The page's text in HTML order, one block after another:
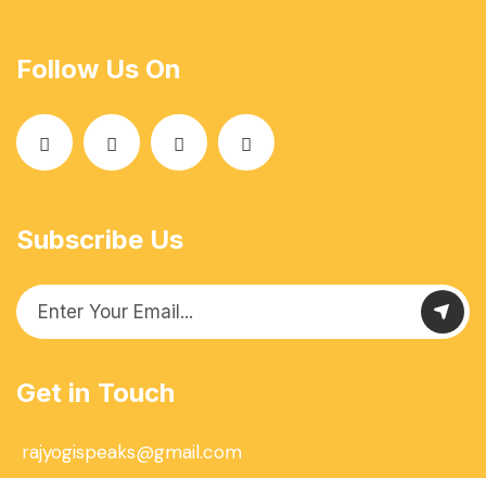
Follow Us On
Subscribe Us
Get in Touch
rajyogispeaks@gmail.com